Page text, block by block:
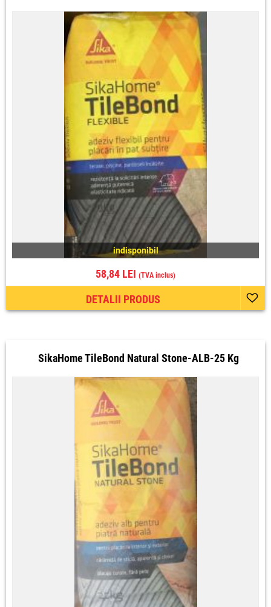
indisponibil
58,84 LEI (TVA inclus)
DETALII PRODUS
SikaHome TileBond Natural Stone-ALB-25 Kg